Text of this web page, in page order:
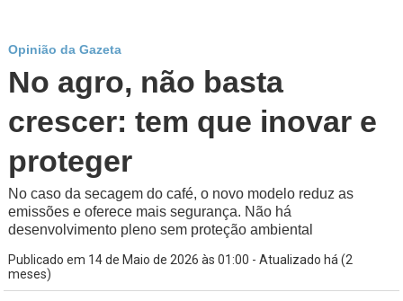
Opinião da Gazeta
No agro, não basta
crescer: tem que inovar e
proteger
No caso da secagem do café, o novo modelo reduz as
emissões e oferece mais segurança. Não há
desenvolvimento pleno sem proteção ambiental
Publicado em 14 de Maio de 2026 às 01:00 - Atualizado há (2
meses)